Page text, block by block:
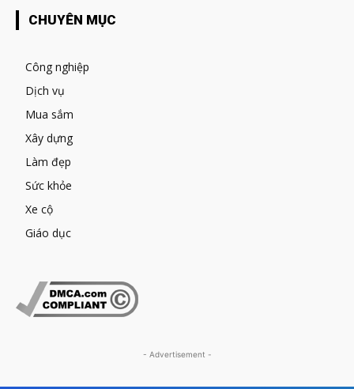
CHUYÊN MỤC
Công nghiệp
Dịch vụ
Mua sắm
Xây dựng
Làm đẹp
Sức khỏe
Xe cộ
Giáo dục
- Advertisement -